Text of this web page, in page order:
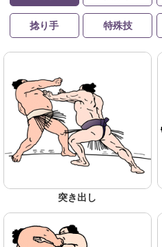
捻り手 特殊技
突き出し